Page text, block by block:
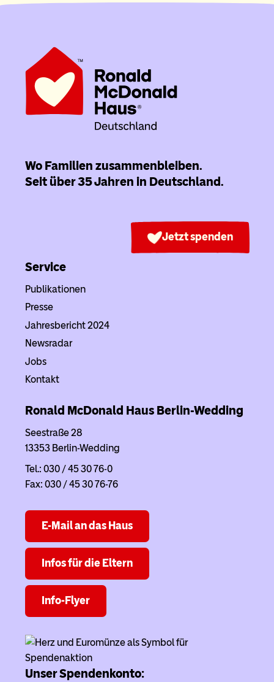
Wo Familien zusammenbleiben.
Seit über 35 Jahren in Deutschland.
Jetzt spenden
Service
Publikationen
Presse
Jahresbericht 2024
Newsradar
Jobs
Kontakt
Ronald McDonald Haus Berlin-Wedding
Seestraße 28
13353 Berlin-Wedding
Tel.: 030 / 45 30 76-0
Fax: 030 / 45 30 76-76
E-Mail an das Haus
Infos für die Eltern
Info-Flyer
Unser Spendenkonto: